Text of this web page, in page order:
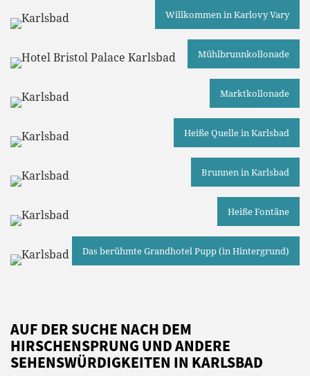
Willkommen in Karlovy Vary
Mühlbrunnkollonade
Marktkollonade
Heiße Quelle in Karlsbad
Brunnen in Karlsbad
Heiße Fontäne
Das berühmte Grandhotel Pupp (in Hintergrund)
AUF DER SUCHE NACH DEM
HIRSCHENSPRUNG UND ANDERE
SEHENSWÜRDIGKEITEN IN KARLSBAD